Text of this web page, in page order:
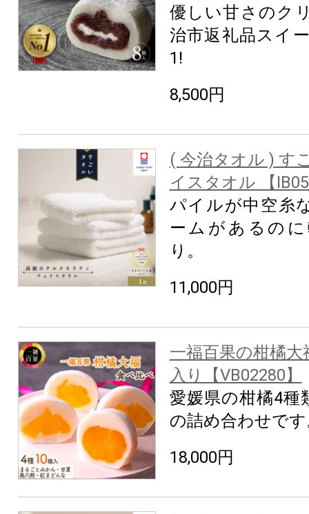
優しい甘さのク
治市返礼品スイ
1!
8,500円
( 今治タオル ) す
イスタオル 【
パイルが中空糸
ームがあるの
り。
11,000円
一福百果の柑橘
入り【VB02280】
愛媛県の柑橘4種
の詰め合わせで
18,000円